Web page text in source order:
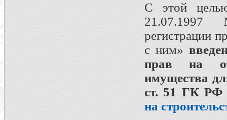
С этой
21.07.1997
регистрации
с ним»
прав на
имущества
ст. 51 ГК
на